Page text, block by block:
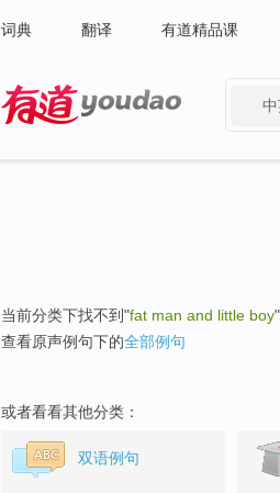
词典 翻译 有道精品课
当前分类下找不到"fat man and little boy
查看原声例句下的全部例句
或者看看其他分类：
双语例句